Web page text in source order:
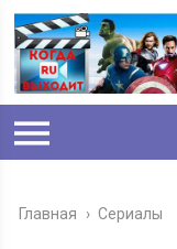
Главная › Сериалы